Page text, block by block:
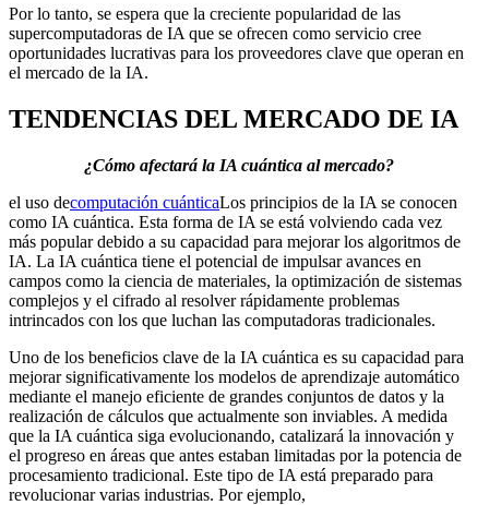
Por lo tanto, se espera que la creciente popularidad de las
supercomputadoras de IA que se ofrecen como servicio cree
oportunidades lucrativas para los proveedores clave que operan en
el mercado de la IA.
TENDENCIAS DEL MERCADO DE IA
¿Cómo afectará la IA cuántica al mercado?
el uso decomputación cuánticaLos principios de la IA se conocen
como IA cuántica. Esta forma de IA se está volviendo cada vez
más popular debido a su capacidad para mejorar los algoritmos de
IA. La IA cuántica tiene el potencial de impulsar avances en
campos como la ciencia de materiales, la optimización de sistemas
complejos y el cifrado al resolver rápidamente problemas
intrincados con los que luchan las computadoras tradicionales.
Uno de los beneficios clave de la IA cuántica es su capacidad para
mejorar significativamente los modelos de aprendizaje automático
mediante el manejo eficiente de grandes conjuntos de datos y la
realización de cálculos que actualmente son inviables. A medida
que la IA cuántica siga evolucionando, catalizará la innovación y
el progreso en áreas que antes estaban limitadas por la potencia de
procesamiento tradicional. Este tipo de IA está preparado para
revolucionar varias industrias. Por ejemplo,